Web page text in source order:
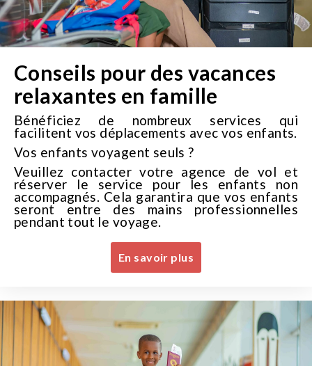
Conseils pour des vacances
relaxantes en famille
Bénéficiez de nombreux services qui
facilitent vos déplacements avec vos enfants.
Vos enfants voyagent seuls ?
Veuillez contacter votre agence de vol et
réserver le service pour les enfants non
accompagnés. Cela garantira que vos enfants
seront entre des mains professionnelles
pendant tout le voyage.
En savoir plus